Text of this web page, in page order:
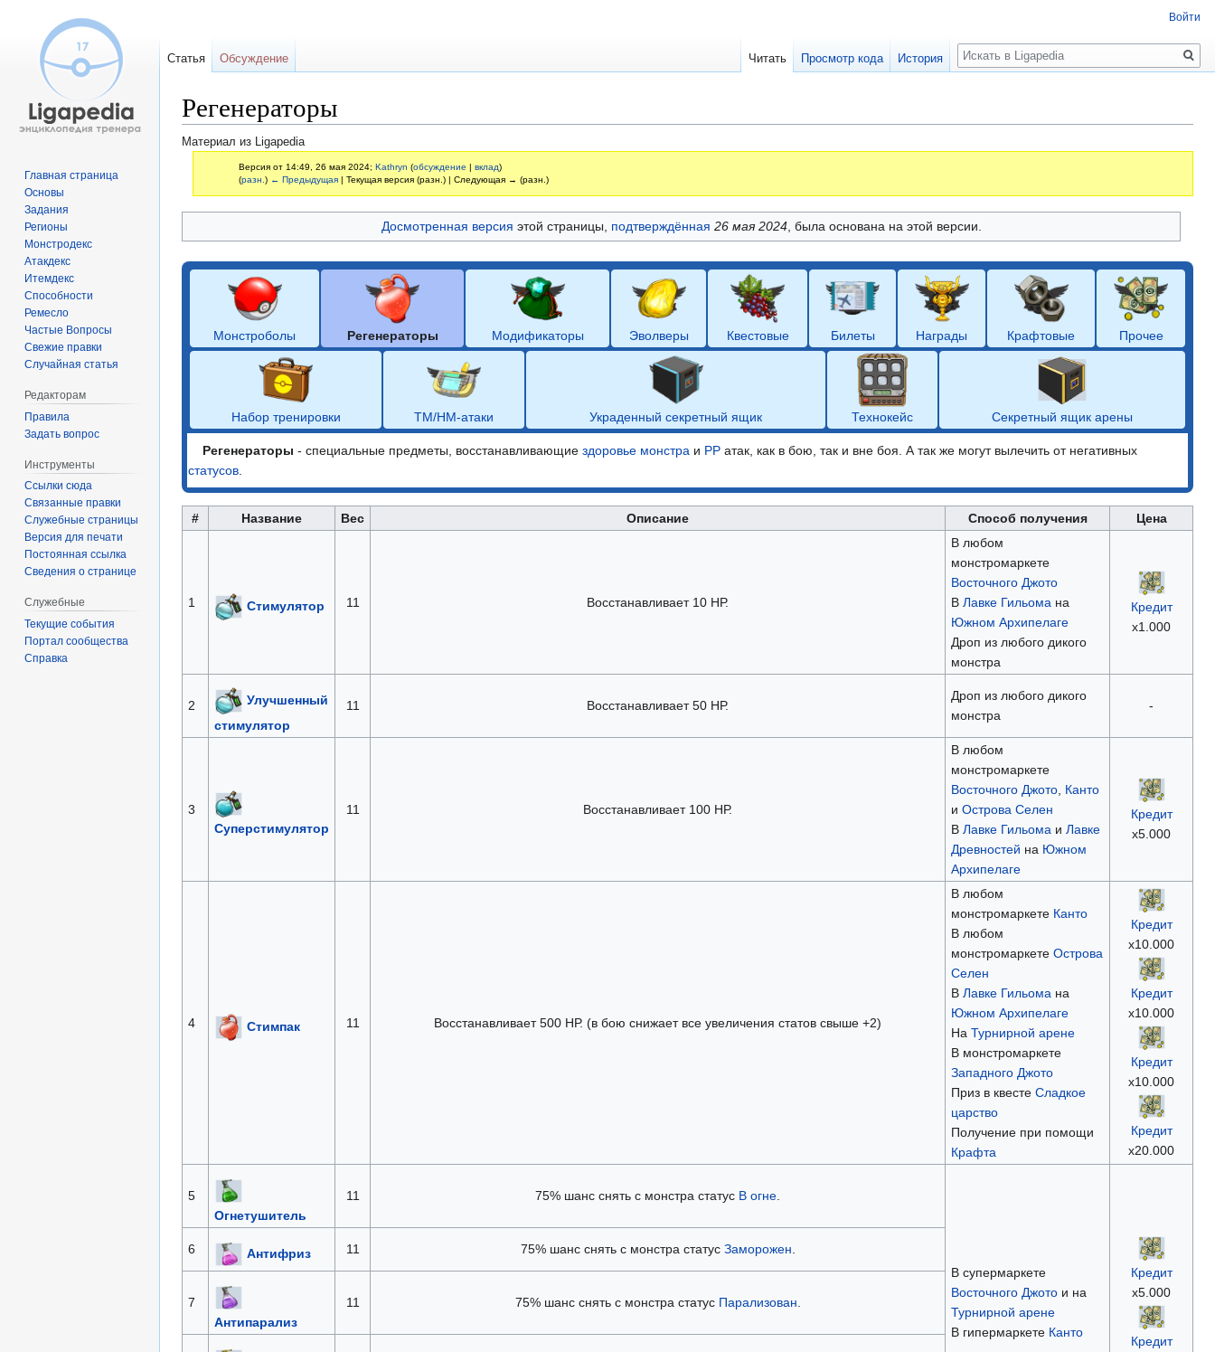
Регенераторы
Материал из Ligapedia
Версия от 14:49, 26 мая 2024; Kathryn (обсуждение | вклад)
(разн. ) ← Предыдущая| Текущая версия (разн.) | Следующая → (разн.)
к
навигации
к
поиску
Досмотренная версия этой страницы, подтверждённая 26 мая 2024, была основана на этой версии.
Монстроболы Регенераторы Модификаторы Эволверы Квестовые Билеты Награды Крафтовые Прочее
Набор тренировки ТМ/HM-атаки Украденный секретный ящик Технокейс Секретный ящик арены
Регенераторы - специальные предметы, восстанавливающие здоровье монстра и РР атак, как в бою, так и вне боя. А так же могут вылечить от негативных
статусов
# Название Вес Описание Способ получения Цена
1 Стимулятор 11 Восстанавливает 10 НР.
В любом
монстромаркете
Восточного Джото
В Лавке Гильома на
Южном Архипелаге
Дроп из любого дикого
монстра
Кредит
х1.000
2
Улучшенный
стимулятор
11 Восстанавливает 50 НР.
Дроп из любого дикого
монстра
-
3
Суперстимулятор
11 Восстанавливает 100 НР.
В любом
монстромаркете
Восточного Джото, Канто
и Острова Селен
В Лавке Гильома и Лавке
Древностей на Южном
Архипелаге
Кредит
х5.000
4 Стимпак 11 Восстанавливает 500 НР. (в бою снижает все увеличения статов свыше +2)
В любом
монстромаркете Канто
В любом
монстромаркете Острова
Селен
В Лавке Гильома на
Южном Архипелаге
На Турнирной арене
В монстромаркете
Западного Джото
Приз в квесте Сладкое
царство
Получение при помощи
Крафта
Кредит
х10.000
Кредит
х10.000
Кредит
х10.000
Кредит
х20.000
5
Огнетушитель
11 75% шанс снять с монстра статус В огне
В супермаркете
Восточного Джотои на
Турнирной арене
В гипермаркете Канто
Кредит
х5.000
Кредит
6 Антифриз 11 75% шанс снять с монстра статус Заморожен
7
Антипарализ
11 75% шанс снять с монстра статус Парализован
Войти
Статья Обсуждение Читать Просмотр кода История
Поиск
Главная страница
Основы
Задания
Регионы
Монстродекс
Атакдекс
Итемдекс
Способности
Ремесло
Частые Вопросы
Свежие правки
Случайная статья
Редакторам
Правила
Задать вопрос
Инструменты
Ссылки сюда
Связанные правки
Служебные страницы
Версия для печати
Постоянная ссылка
Сведения о странице
Служебные
Текущие события
Портал сообщества
Справка